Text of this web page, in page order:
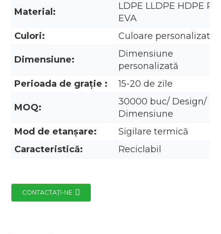
Material:
LDPE LLDPE HDPE PO
EVA
Culori:
Culoare personalizată
Dimensiune:
Dimensiune
personalizată
Perioada de graţie :
15-20 de zile
MOQ:
30000 buc/ Design/
Dimensiune
Mod de etanșare:
Sigilare termică
Caracteristică:
Reciclabil
CONTACTAŢI-NE